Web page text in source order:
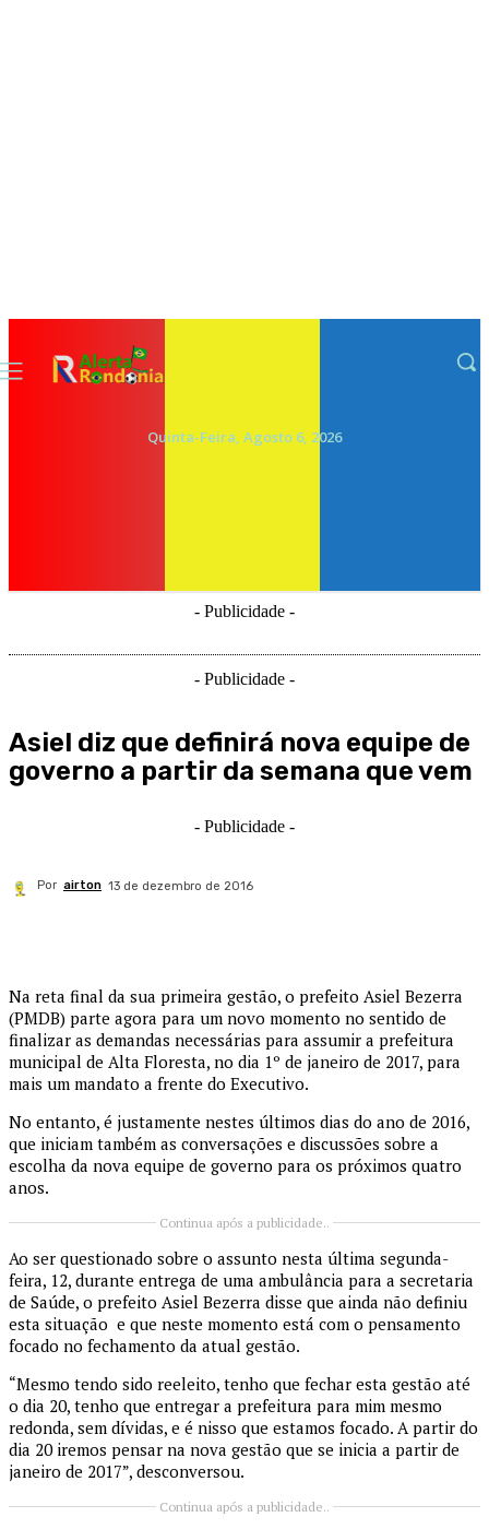
Quinta-Feira, Agosto 6, 2026
- Publicidade -
- Publicidade -
Asiel diz que definirá nova equipe de
governo a partir da semana que vem
- Publicidade -
Por airton 13 de dezembro de 2016
Na reta final da sua primeira gestão, o prefeito Asiel Bezerra
(PMDB) parte agora para um novo momento no sentido de
finalizar as demandas necessárias para assumir a prefeitura
municipal de Alta Floresta, no dia 1º de janeiro de 2017, para
mais um mandato a frente do Executivo.
No entanto, é justamente nestes últimos dias do ano de 2016,
que iniciam também as conversações e discussões sobre a
escolha da nova equipe de governo para os próximos quatro
anos.
Continua após a publicidade..
Ao ser questionado sobre o assunto nesta última segunda-
feira, 12, durante entrega de uma ambulância para a secretaria
de Saúde, o prefeito Asiel Bezerra disse que ainda não definiu
esta situação e que neste momento está com o pensamento
focado no fechamento da atual gestão.
“Mesmo tendo sido reeleito, tenho que fechar esta gestão até
o dia 20, tenho que entregar a prefeitura para mim mesmo
redonda, sem dívidas, e é nisso que estamos focado. A partir do
dia 20 iremos pensar na nova gestão que se inicia a partir de
janeiro de 2017”, desconversou.
Continua após a publicidade..